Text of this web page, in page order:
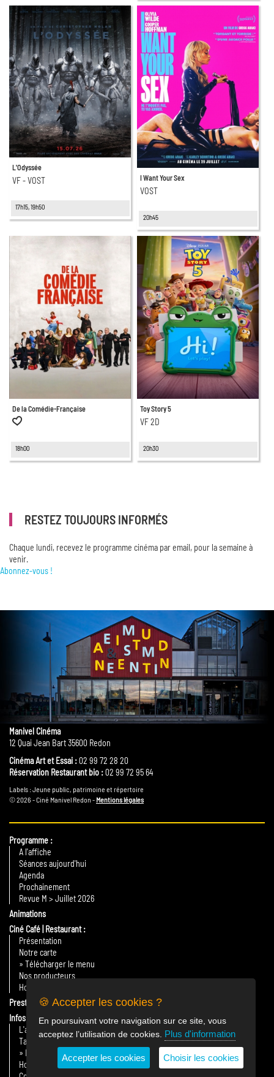
L'Odyssée
VF - VOST
17h15, 19h50
I Want Your Sex
VOST
20h45
De la Comédie-Française
18h00
Toy Story 5
VF 2D
20h30
RESTEZ TOUJOURS INFORMÉS
Chaque lundi, recevez le programme cinéma par email, pour la semaine à
venir.
Abonnez-vous !
Manivel Cinéma
12 Quai Jean Bart 35600 Redon
Cinéma Art et Essai :02 99 72 28 20
Réservation Restaurant bio :02 99 72 95 64
Labels : Jeune public, patrimoine et répertoire
© 2026 - Ciné Manivel Redon - Mentions légales
Programme
A l'affiche
Séances aujourd'hui
Agenda
Prochainement
Revue M > Juillet 2026
Animations
Ciné Café | Restaurant
Présentation
Notre carte
» Télécharger le menu
Nos producteurs
Horaires
Prestations
Infos Pratiques
L'association
Tarifs
» Billetterie en ligne
Horaires & plan d'accès
🍪 Accepter les cookies ?
En poursuivant votre navigation sur ce site, vous
acceptez l’utilisation de cookies. Plus d'information
Accepter les cookies Choisir les cookies